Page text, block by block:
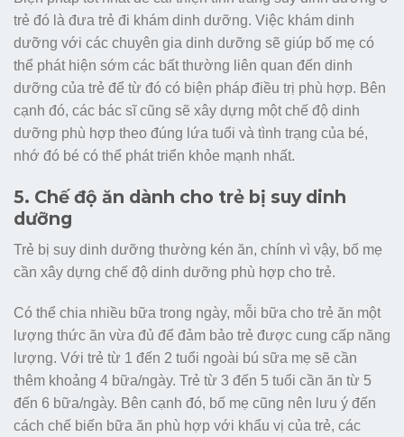
trẻ đó là đưa trẻ đi khám dinh dưỡng. Việc khám dinh
dưỡng với các chuyên gia dinh dưỡng sẽ giúp bố mẹ có
thể phát hiện sớm các bất thường liên quan đến dinh
dưỡng của trẻ để từ đó có biện pháp điều trị phù hợp. Bên
cạnh đó, các bác sĩ cũng sẽ xây dựng một chế độ dinh
dưỡng phù hợp theo đúng lứa tuổi và tình trạng của bé,
nhớ đó bé có thể phát triển khỏe mạnh nhất.
5. Chế độ ăn dành cho trẻ bị suy dinh
dưỡng
Trẻ bị suy dinh dưỡng thường kén ăn, chính vì vậy, bố mẹ
cần xây dựng chế độ dinh dưỡng phù hợp cho trẻ.
Có thể chia nhiều bữa trong ngày, mỗi bữa cho trẻ ăn một
lượng thức ăn vừa đủ để đảm bảo trẻ được cung cấp năng
lượng. Với trẻ từ 1 đến 2 tuổi ngoài bú sữa mẹ sẽ cần
thêm khoảng 4 bữa/ngày. Trẻ từ 3 đến 5 tuổi cần ăn từ 5
đến 6 bữa/ngày. Bên cạnh đó, bố mẹ cũng nên lưu ý đến
cách chế biến bữa ăn phù hợp với khẩu vị của trẻ, các